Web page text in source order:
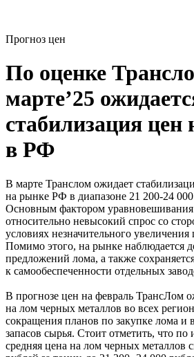
Прогноз цен
По оценке
марте’25
стабилизация цен
в РФ
В марте Транслом ожидает
на рынке РФ в диапазоне 21 200-24 000
Основным фактором уравновешивания
относительно невысокий спрос со
условиях незначительного увеличения
Помимо этого, на рынке наблюдается
предложений лома, а также
к самообеспеченности отдельных
В прогнозе цен на февраль ТрансЛом
на лом черных металлов во всех
сокращения планов по закупке лома и
запасов сырья. Стоит отметить, что по
средняя цена на лом черных металлов